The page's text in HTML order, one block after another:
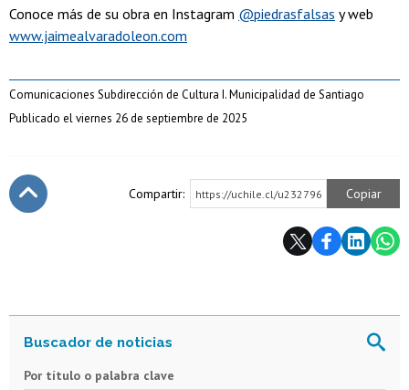
Conoce más de su obra en Instagram @piedrasfalsas y web
www.jaimealvaradoleon.com
Comunicaciones Subdirección de Cultura I. Municipalidad de Santiago
Publicado el viernes 26 de septiembre de 2025
Compartir: https://uchile.cl/u232796 Copiar
Por título o palabra clave